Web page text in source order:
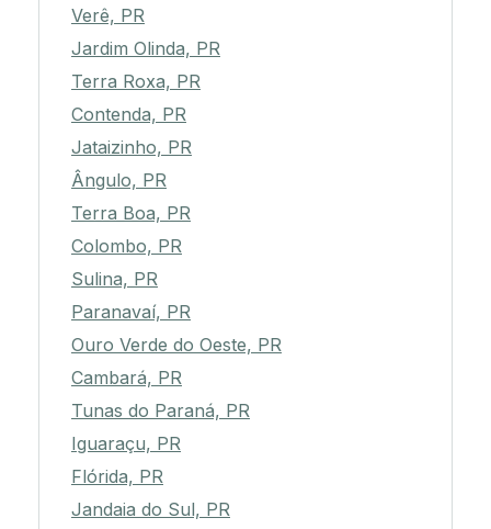
Verê, PR
Jardim Olinda, PR
Terra Roxa, PR
Contenda, PR
Jataizinho, PR
Ângulo, PR
Terra Boa, PR
Colombo, PR
Sulina, PR
Paranavaí, PR
Ouro Verde do Oeste, PR
Cambará, PR
Tunas do Paraná, PR
Iguaraçu, PR
Flórida, PR
Jandaia do Sul, PR